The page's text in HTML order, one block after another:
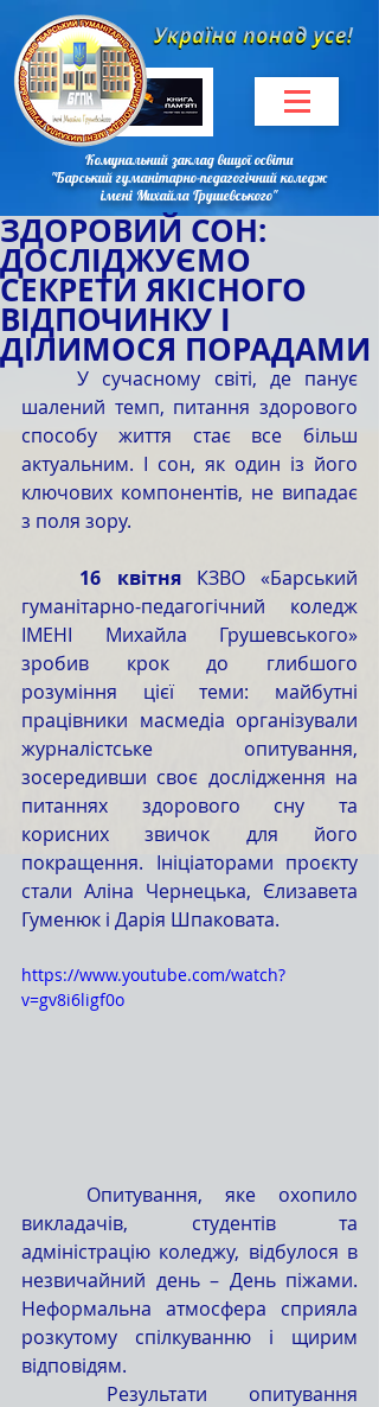
Комунальний заклад вищої освіти
"Барський гуманітарно-педагогічний коледж
імені Михайла Грушевського"
ЗДОРОВИЙ СОН:
ДОСЛІДЖУЄМО
СЕКРЕТИ ЯКІСНОГО
ВІДПОЧИНКУ І
ДІЛИМОСЯ ПОРАДАМИ
	У сучасному світі, де панує
шалений темп, питання здорового
способу життя стає все більш
актуальним. І сон, як один із його
ключових компонентів, не випадає
з поля зору.
16 квітня КЗВО «Барський
гуманітарно-педагогічний коледж
ІМЕНІ Михайла Грушевського»
зробив крок до глибшого
розуміння цієї теми: майбутні
працівники масмедіа організували
журналістське опитування,
зосередивши своє дослідження на
питаннях здорового сну та
корисних звичок для його
покращення. Ініціаторами проєкту
стали Аліна Чернецька, Єлизавета
Гуменюк і Дарія Шпаковата.
https://www.youtube.com/watch?
v=gv8i6ligf0o
викладачів, студентів та
адміністрацію коледжу, відбулося в
незвичайний день – День піжами.
Неформальна атмосфера сприяла
розкутому спілкуванню і щирим
відповідям.